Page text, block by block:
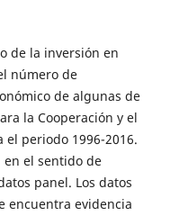
de la inversión en
número de
de algunas de
la Cooperación y el
el periodo 1996-2016.
en el sentido de
panel. Los datos
encuentra evidencia